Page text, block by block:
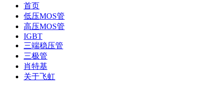
首页
低压MOS管
高压MOS管
IGBT
三端稳压管
三极管
肖特基
关于飞虹